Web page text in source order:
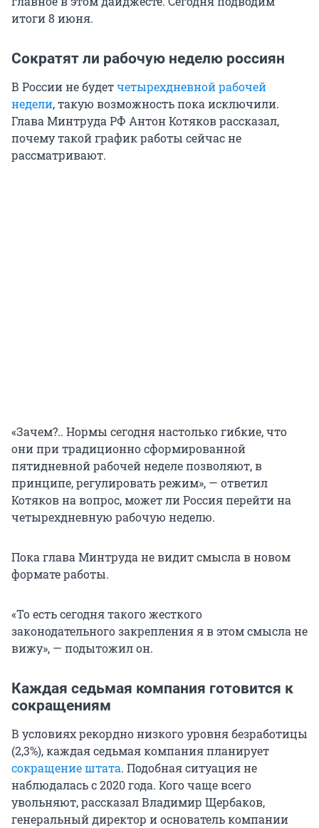
итоги 8 июня.
Сократят ли рабочую неделю россиян
В России не будетчетырехдневной рабочей
недели, такую возможность пока исключили.
Глава Минтруда РФ Антон Котяков рассказал,
почему такой график работы сейчас не
рассматривают.
«Зачем?.. Нормы сегодня настолько гибкие, что
они при традиционно сформированной
пятидневной рабочей неделе позволяют, в
принципе, регулировать режим», — ответил
Котяков на вопрос, может ли Россия перейти на
четырехдневную рабочую неделю.
Пока глава Минтруда не видит смысла в новом
формате работы.
«То есть сегодня такого жесткого
законодательного закрепления я в этом смысла не
вижу», — подытожил он.
Каждая седьмая компания готовится к
сокращениям
В условиях рекордно низкого уровня безработицы
(2,3%), каждая седьмая компания планирует
сокращение штата. Подобная ситуация не
наблюдалась с 2020 года. Кого чаще всего
увольняют, рассказал Владимир Щербаков,
генеральный директор и основатель компании